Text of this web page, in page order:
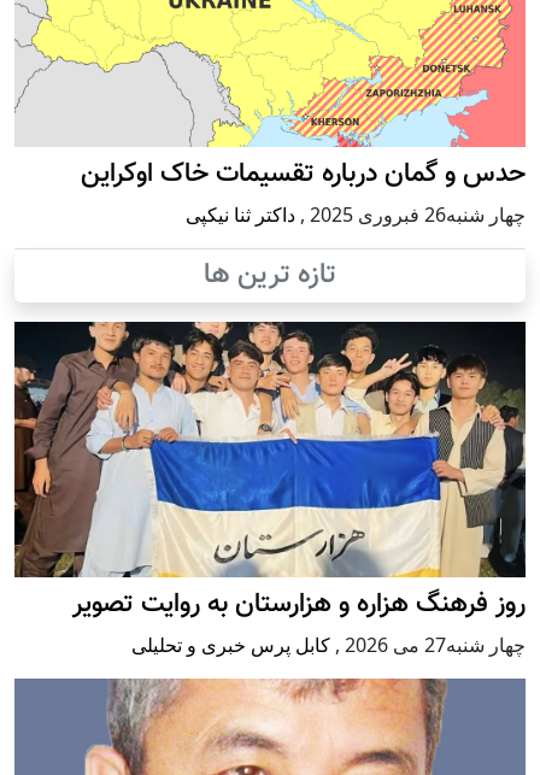
حدس و گمان درباره تقسیمات خاک اوکراین
چهار شنبه26 فبروری 2025 , داکتر ثنا نیکپی
تازه ترین ها
روز فرهنگ هزاره و هزارستان به روایت تصویر
چهار شنبه27 می 2026 , کابل پرس خبری و تحلیلی